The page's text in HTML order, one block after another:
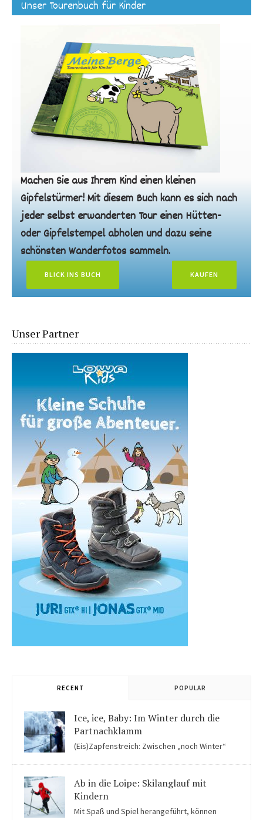
Unser Tourenbuch für Kinder
Machen Sie aus Ihrem Kind einen kleinen
Gipfelstürmer! Mit diesem Buch kann es sich nach
jeder selbst erwanderten Tour einen Hütten-
oder Gipfelstempel abholen und dazu seine
schönsten Wanderfotos sammeln.
BLICK INS BUCH KAUFEN
Unser Partner
RECENT POPULAR
Ice, ice, Baby: Im Winter durch die
Partnachklamm
(Eis)Zapfenstreich: Zwischen „noch Winter“
Ab in die Loipe: Skilanglauf mit
Kindern
Mit Spaß und Spiel herangeführt, können